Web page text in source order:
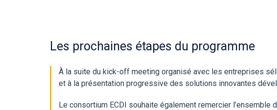
Les prochaines étapes du programme
À la suite du kick-off meeting organisé avec les entreprises
et à la présentation progressive des solutions innovantes
Le consortium ECDI souhaite également remercier